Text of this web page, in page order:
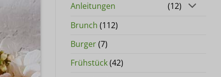
Anleitungen
(12)
Brunch (112)
Burger(7)
Frühstück(42)